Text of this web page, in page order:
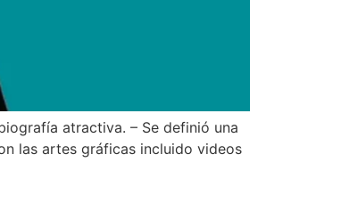
atractiva. – Se definió una
las artes gráficas incluido videos